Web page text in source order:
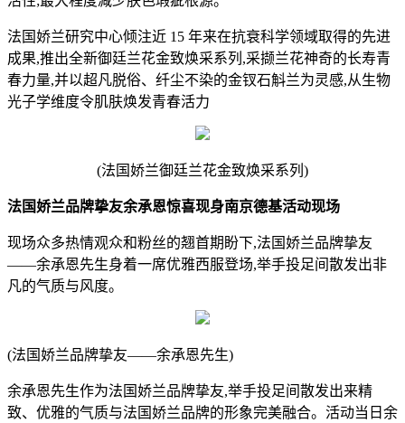
法国娇兰研究中心倾注近 15 年来在抗衰科学领域取得的先进
成果,推出全新御廷兰花金致焕采系列,采撷兰花神奇的长寿青
春力量,并以超凡脱俗、纤尘不染的金钗石斛兰为灵感,从生物
光子学维度令肌肤焕发青春活力
(法国娇兰御廷兰花金致焕采系列)
法国娇兰品牌挚友余承恩惊喜现身南京德基活动现场
现场众多热情观众和粉丝的翘首期盼下,法国娇兰品牌挚友
——余承恩先生身着一席优雅西服登场,举手投足间散发出非
凡的气质与风度。
(法国娇兰品牌挚友——余承恩先生)
余承恩先生作为法国娇兰品牌挚友,举手投足间散发出来精
致、优雅的气质与法国娇兰品牌的形象完美融合。活动当日余